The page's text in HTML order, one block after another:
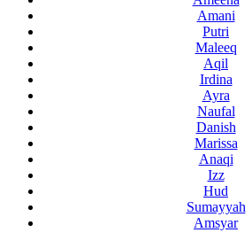
Amani
Putri
Maleeq
Aqil
Irdina
Ayra
Naufal
Danish
Marissa
Anaqi
Izz
Hud
Sumayyah
Amsyar